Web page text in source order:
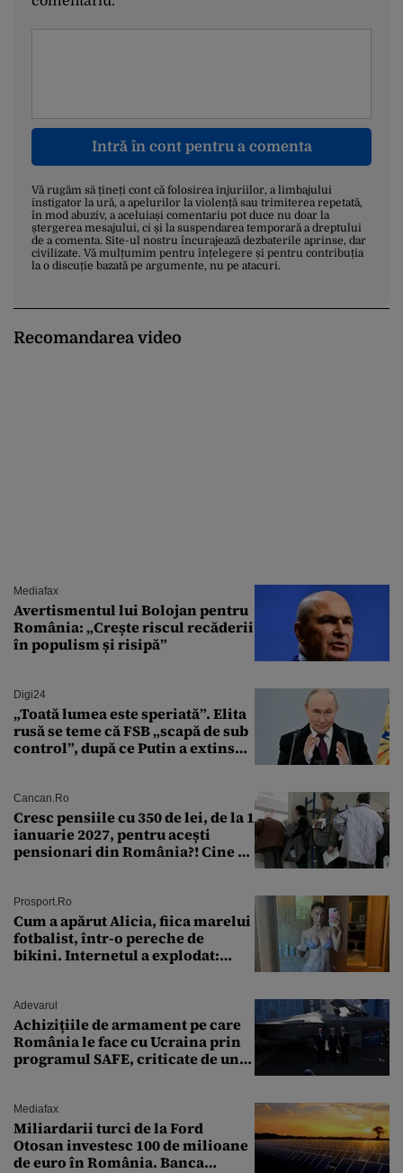
Intră în cont pentru a comenta
Vă rugăm să țineți cont că folosirea injuriilor, a limbajului
instigator la ură, a apelurilor la violență sau trimiterea repetată,
în mod abuziv, a aceluiași comentariu pot duce nu doar la
ștergerea mesajului, ci și la suspendarea temporară a dreptului
de a comenta. Site-ul nostru încurajează dezbaterile aprinse, dar
civilizate. Vă mulțumim pentru înțelegere și pentru contribuția
la o discuție bazată pe argumente, nu pe atacuri.
Recomandarea video
Mediafax
Avertismentul lui Bolojan pentru
România: „Crește riscul recăderii
în populism și risipă”
Digi24
„Toată lumea este speriată”. Elita
rusă se teme că FSB „scapă de sub
control”, după ce Putin a extins
Cancan.ro
Cresc pensiile cu 350 de lei, de la 1
ianuarie 2027, pentru acești
pensionari din România?! Cine se
Prosport.ro
Cum a apărut Alicia, fiica marelui
fotbalist, într-o pereche de
bikini. Internetul a explodat:
Adevarul
Achizițiile de armament pe care
România le face cu Ucraina prin
programul SAFE, criticate de un
Mediafax
Miliardarii turci de la Ford
Otosan investesc 100 de milioane
de euro în România. Banca